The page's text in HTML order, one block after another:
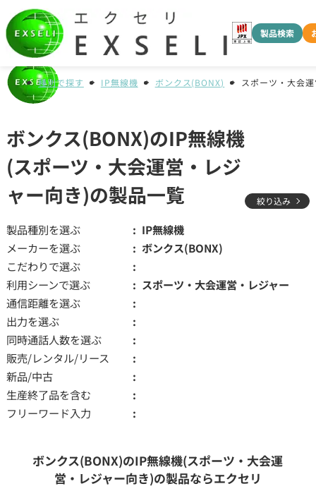
製品検索
種別で探す IP無線機 ボンクス(BONX) スポーツ・大会
ボンクス(BONX)のIP無線機
(スポーツ・大会運営・レジ
ャー向き)の製品一覧
絞り込み
製品種別を選ぶ
IP無線機
メーカーを選ぶ
ボンクス(BONX)
こだわりで選ぶ
利用シーンで選ぶ
スポーツ・大会運営・レジャー
通信距離を選ぶ
出力を選ぶ
同時通話人数を選ぶ
販売/レンタル/リース
新品/中古
生産終了品を含む
フリーワード入力
ボンクス(BONX)のIP無線機(スポーツ・大会運
営・レジャー向き)の製品ならエクセリ